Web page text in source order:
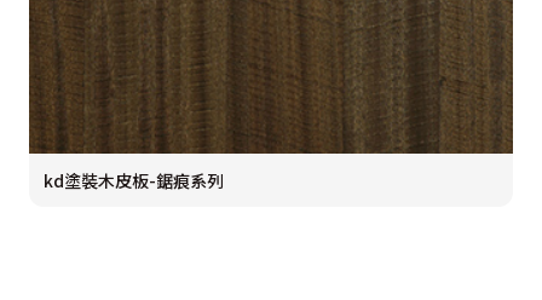
kd塗裝木皮板-鋸痕系列